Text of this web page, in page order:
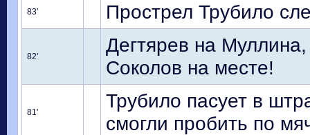
83' Прострел Трубило
82'
Дегтярев на
Соколов на месте!
81'
Трубило пасует в
смогли пробить по